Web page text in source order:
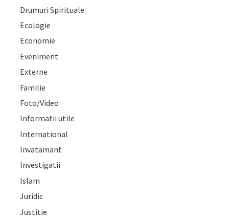
Drumuri Spirituale
Ecologie
Economie
Eveniment
Externe
Familie
Foto/Video
Informatii utile
International
Invatamant
Investigatii
Islam
Juridic
Justitie